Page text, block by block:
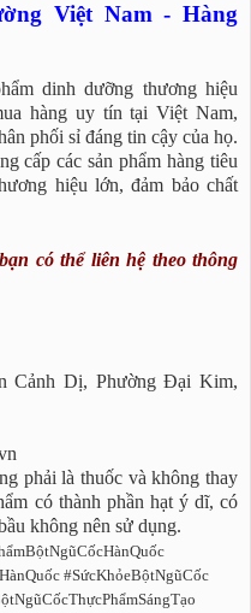
Việt Nam - Hàng
dinh dưỡng thương hiệu
hàng uy tín tại Việt Nam,
phối sỉ đáng tin cậy của họ.
cấp các sản phẩm hàng tiêu
hiệu lớn, đảm bảo chất
có thể liên hệ theo thông
Cảnh Dị, Phường Đại Kim,
phải là thuốc và không thay
có thành phần hạt ý dĩ, có
không nên sử dụng.
#SứcKhỏeBộtNgũCốc